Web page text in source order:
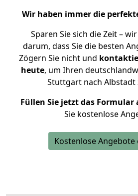
Wir haben immer die
Sparen Sie sich die Zeit –
darum, dass Sie die besten
Zögern Sie nicht und
heute, um Ihren
Stuttgart nach Albstadt
Füllen Sie jetzt das Formular
Sie kostenlose
Kostenlose Angebote